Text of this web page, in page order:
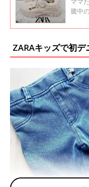
騰中
す。
ZARAキッズで初デ